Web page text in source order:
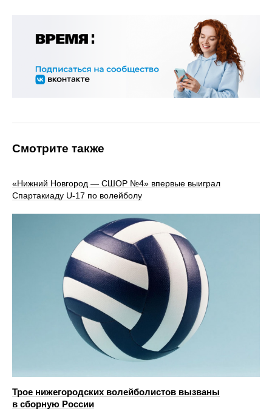
Смотрите также
«Нижний Новгород — СШОР №4» впервые выиграл
Спартакиаду U‑17 по волейболу
Трое нижегородских волейболистов вызваны
в сборную России